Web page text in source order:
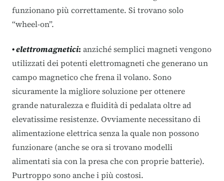
funzionano più correttamente. Si trovano solo
“wheel-on”.
•elettromagnetici: anziché semplici magneti vengono
utilizzati dei potenti elettromagneti che generano un
campo magnetico che frena il volano. Sono
sicuramente la migliore soluzione per ottenere
grande naturalezza e fluidità di pedalata oltre ad
elevatissime resistenze. Ovviamente necessitano di
alimentazione elettrica senza la quale non possono
funzionare (anche se ora si trovano modelli
alimentati sia con la presa che con proprie batterie).
Purtroppo sono anche i più costosi.